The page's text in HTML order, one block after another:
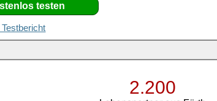
testen
2.200